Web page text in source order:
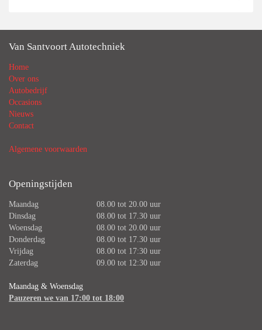
Van Santvoort Autotechniek
Home
Over ons
Autobedrijf
Occasions
Nieuws
Contact
Algemene voorwaarden
Openingstijden
Maandag
08.00 tot 20.00 uur
Dinsdag
08.00 tot 17.30 uur
Woensdag
08.00 tot 20.00 uur
Donderdag
08.00 tot 17.30 uur
Vrijdag
08.00 tot 17:30 uur
Zaterdag
09.00 tot 12:30 uur
Maandag & Woensdag
Pauzeren we van 17:00 tot 18:00